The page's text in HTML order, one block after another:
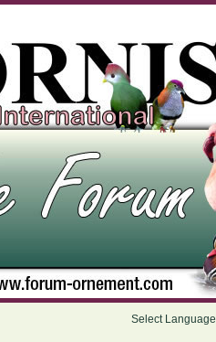
Select Language